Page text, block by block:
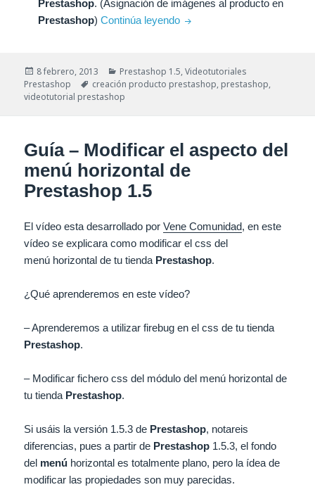
Prestashop. (Asignación de imágenes al producto en
Prestashop)Continúa leyendo Guía – Creación del
Publicado
el
8 febrero, 2013 Categorías
Prestashop 1.5,Videotutoriales
Prestashop
Etiquetas
creación producto prestashop, prestashop,
videotutorial prestashop
Guía – Modificar el aspecto del
menú horizontal de
Prestashop 1.5
El vídeo esta desarrollado porVene Comunidad, en este
vídeo se explicara como modificar elcss del
menú horizontal de tu tienda Prestashop.
¿Qué aprenderemos en este vídeo?
– Aprenderemos a utilizarfirebug en elcss de tu tienda
Prestashop.
– Modificar ficherocss del módulo del menú horizontal de
tu tienda Prestashop.
Si usáis la versión 1.5.3 de Prestashop, notareis
diferencias, pues a partir de Prestashop 1.5.3, el fondo
del menú horizontal es totalmente plano, pero la ídea de
modificar las propiedades son muy parecidas.